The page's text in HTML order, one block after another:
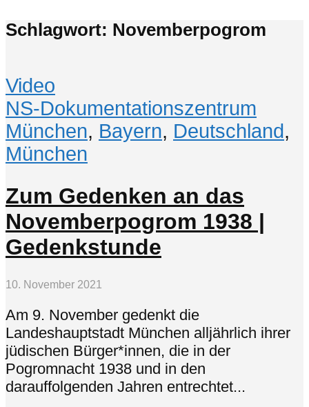
Schlagwort: Novemberpogrom
Video
NS-Dokumentationszentrum
München, Bayern, Deutschland,
München
Zum Gedenken an das
Novemberpogrom 1938 |
Gedenkstunde
10. November 2021
Am 9. November gedenkt die
Landeshauptstadt München alljährlich ihrer
jüdischen Bürger*innen, die in der
Pogromnacht 1938 und in den
darauffolgenden Jahren entrechtet...